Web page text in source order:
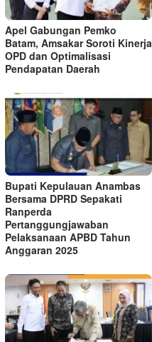
Apel Gabungan Pemko
Batam, Amsakar Soroti Kinerja
OPD dan Optimalisasi
Pendapatan Daerah
Bupati Kepulauan Anambas
Bersama DPRD Sepakati
Ranperda
Pertanggungjawaban
Pelaksanaan APBD Tahun
Anggaran 2025